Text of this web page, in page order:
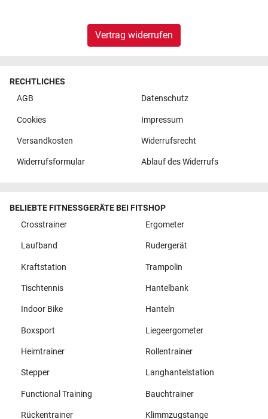
Vertrag widerrufen
RECHTLICHES
AGB
Datenschutz
Cookies Impressum
Versandkosten Widerrufsrecht
Widerrufsformular Ablauf des Widerrufs
BELIEBTE FITNESSGERÄTE BEI FITSHOP
Crosstrainer
Ergometer
Laufband Rudergerät
Kraftstation Trampolin
Tischtennis Hantelbank
Indoor Bike Hanteln
Boxsport Liegeergometer
Heimtrainer Rollentrainer
Stepper Langhantelstation
Functional Training Bauchtrainer
Rückentrainer Klimmzugstange